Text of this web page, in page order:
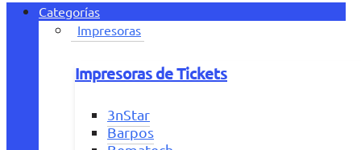
Categorías
Impresoras
Impresoras de Tickets
3nStar
Barpos